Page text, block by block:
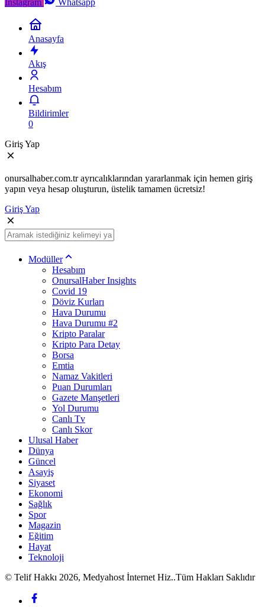
Instagram
Whatsapp
Anasayfa
Akış
Hesabım
Bildirimler
0
Giriş Yap
onursalhaber.com.tr ayrıcalıklarından yararlanmak için hemen giriş
yapın veya hesap oluşturun, üstelik tamamen ücretsiz!
Giriş Yap
Modüller
Hesabım
OnursalHaber Insights
Covid 19
Döviz Kurları
Hava Durumu
Hava Durumu #2
Kripto Paralar
Kripto Para Detay
Borsa
Emtia
Namaz Vakitleri
Puan Durumları
Gazete Manşetleri
Yol Durumu
Canlı Tv
Canlı Skor
Ulusal Haber
Dünya
Güncel
Asayiş
Siyaset
Ekonomi
Sağlık
Spor
Magazin
Eğitim
Hayat
Teknoloji
© Telif Hakkı 2026, Medyahost İnternet Hiz..Tüm Hakları Saklıdır